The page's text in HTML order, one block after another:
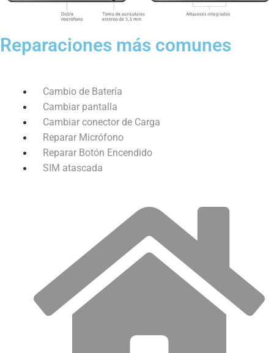
Reparaciones más comunes
Cambio de Batería
Cambiar pantalla
Cambiar conector de Carga
Reparar Micrófono
Reparar Botón Encendido
SIM atascada